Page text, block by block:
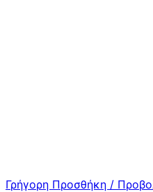
Γρήγορη Προσθήκη /